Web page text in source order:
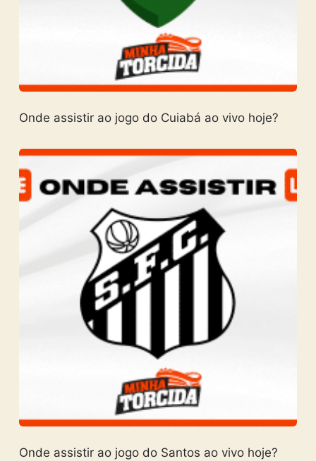
Onde assistir ao jogo do Cuiabá ao vivo hoje?
Onde assistir ao jogo do Santos ao vivo hoje?